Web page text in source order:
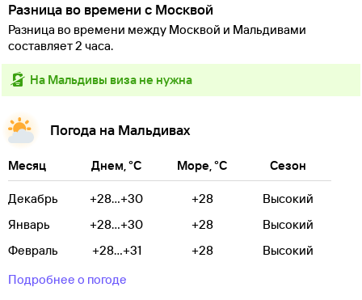
Разница во времени с Москвой
Разница во времени между Москвой и Мальдивами
составляет 2 часа.
на Мальдивы виза не нужна
Погода на Мальдивах
Месяц Днем, °C Море, °C Сезон
Декабрь +28...+30 +28
Высокий
Январь
+28...+30 +28
Высокий
Февраль
+28...+31 +28
Высокий
Подробнее о погоде